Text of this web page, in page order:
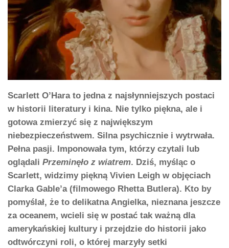
Scarlett O’Hara to jedna z najsłynniejszych postaci
w historii literatury i kina. Nie tylko piękna, ale i
gotowa zmierzyć się z największym
niebezpieczeństwem. Silna psychicznie i wytrwała.
Pełna pasji. Imponowała tym, którzy czytali lub
oglądali Przeminęło z wiatrem. Dziś, myśląc o
Scarlett, widzimy piękną Vivien Leigh w objęciach
Clarka Gable’a (filmowego Rhetta Butlera). Kto by
pomyślał, że to delikatna Angielka, nieznana jeszcze
za oceanem, wcieli się w postać tak ważną dla
amerykańskiej kultury i przejdzie do historii jako
odtwórczyni roli, o której marzyły setki